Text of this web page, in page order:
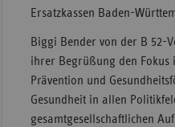
Ersatzkassen Baden-
Biggi Bender von der B 52-
ihrer Begrüßung den Fokus
Prävention und
Gesundheit in allen
gesamtgesellschaftlichen